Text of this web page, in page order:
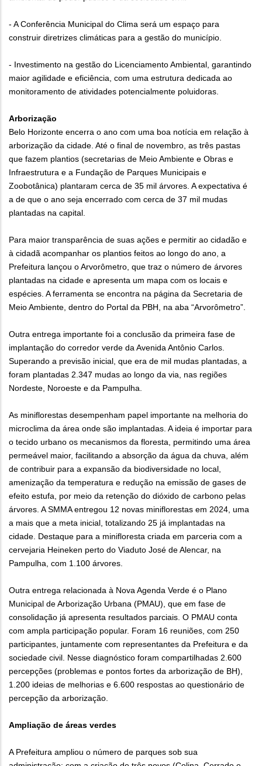
- A Conferência Municipal do Clima será um espaço para
construir diretrizes climáticas para a gestão do município.
- Investimento na gestão do Licenciamento Ambiental, garantindo
maior agilidade e eficiência, com uma estrutura dedicada ao
monitoramento de atividades potencialmente poluidoras.
Arborização
Belo Horizonte encerra o ano com uma boa notícia em relação à
arborização da cidade. Até o final de novembro, as três pastas
que fazem plantios (secretarias de Meio Ambiente e Obras e
Infraestrutura e a Fundação de Parques Municipais e
Zoobotânica) plantaram cerca de 35 mil árvores. A expectativa é
a de que o ano seja encerrado com cerca de 37 mil mudas
plantadas na capital.
Para maior transparência de suas ações e permitir ao cidadão e
à cidadã acompanhar os plantios feitos ao longo do ano, a
Prefeitura lançou o Arvorômetro, que traz o número de árvores
plantadas na cidade e apresenta um mapa com os locais e
espécies. A ferramenta se encontra na página da Secretaria de
Meio Ambiente, dentro do Portal da PBH, na aba “Arvorômetro”.
Outra entrega importante foi a conclusão da primeira fase de
implantação do corredor verde da Avenida Antônio Carlos.
Superando a previsão inicial, que era de mil mudas plantadas, a
foram plantadas 2.347 mudas ao longo da via, nas regiões
Nordeste, Noroeste e da Pampulha.
As miniflorestas desempenham papel importante na melhoria do
microclima da área onde são implantadas. A ideia é importar para
o tecido urbano os mecanismos da floresta, permitindo uma área
permeável maior, facilitando a absorção da água da chuva, além
de contribuir para a expansão da biodiversidade no local,
amenização da temperatura e redução na emissão de gases de
efeito estufa, por meio da retenção do dióxido de carbono pelas
árvores. A SMMA entregou 12 novas miniflorestas em 2024, uma
a mais que a meta inicial, totalizando 25 já implantadas na
cidade. Destaque para a minifloresta criada em parceria com a
cervejaria Heineken perto do Viaduto José de Alencar, na
Pampulha, com 1.100 árvores.
Outra entrega relacionada à Nova Agenda Verde é o Plano
Municipal de Arborização Urbana (PMAU), que em fase de
consolidação já apresenta resultados parciais. O PMAU conta
com ampla participação popular. Foram 16 reuniões, com 250
participantes, juntamente com representantes da Prefeitura e da
sociedade civil. Nesse diagnóstico foram compartilhadas 2.600
percepções (problemas e pontos fortes da arborização de BH),
1.200 ideias de melhorias e 6.600 respostas ao questionário de
percepção da arborização.
Ampliação de áreas verdes
A Prefeitura ampliou o número de parques sob sua